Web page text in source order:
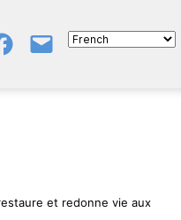
GroupeE-
et redonne vie aux